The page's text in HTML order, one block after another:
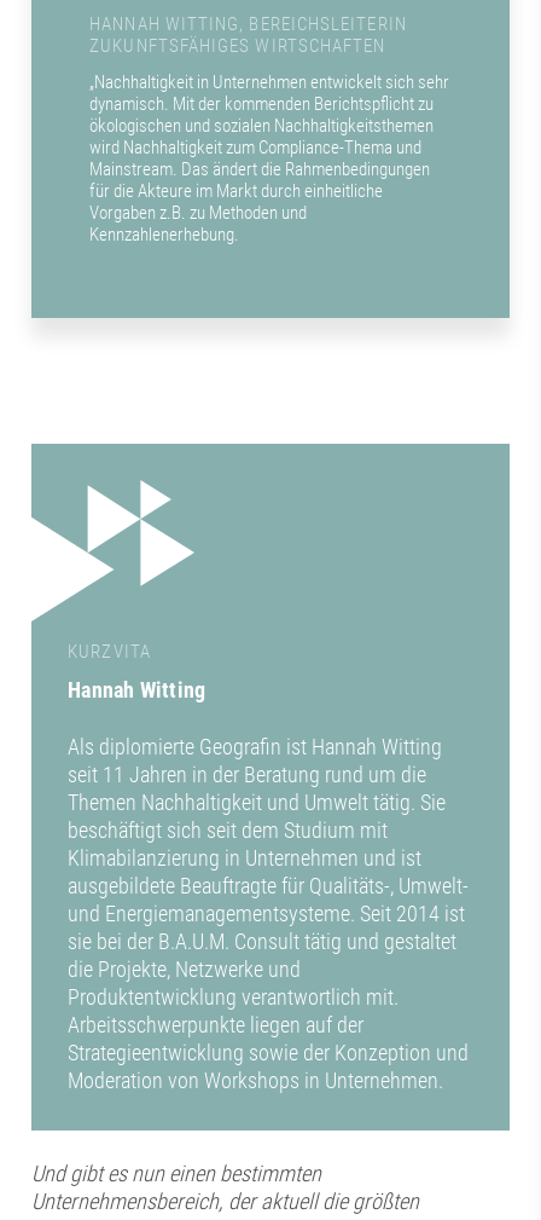
HANNAH WITTING, BEREICHSLEITERIN
ZUKUNFTSFÄHIGES WIRTSCHAFTEN
„Nachhaltigkeit in Unternehmen entwickelt sich sehr
dynamisch. Mit der kommenden Berichtspflicht zu
ökologischen und sozialen Nachhaltigkeitsthemen
wird Nachhaltigkeit zum Compliance-Thema und
Mainstream. Das ändert die Rahmenbedingungen
für die Akteure im Markt durch einheitliche
Vorgaben z.B. zu Methoden und
Kennzahlenerhebung.
KURZVITA
Hannah Witting
Als diplomierte Geografin ist Hannah Witting
seit 11 Jahren in der Beratung rund um die
Themen Nachhaltigkeit und Umwelt tätig. Sie
beschäftigt sich seit dem Studium mit
Klimabilanzierung in Unternehmen und ist
ausgebildete Beauftragte für Qualitäts-, Umwelt-
und Energiemanagementsysteme. Seit 2014 ist
sie bei der B.A.U.M. Consult tätig und gestaltet
die Projekte, Netzwerke und
Produktentwicklung verantwortlich mit.
Arbeitsschwerpunkte liegen auf der
Strategieentwicklung sowie der Konzeption und
Moderation von Workshops in Unternehmen.
Und gibt es nun einen bestimmten
Unternehmensbereich, der aktuell die größten